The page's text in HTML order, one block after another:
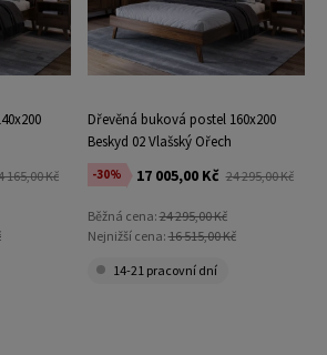
165,00 Kč
Dřevěná buková postel 160x200
Beskyd 02 Vlašský Ořech
-30% 17 005,00 Kč 24 295,00 Kč
Běžná cena:24 295,00 Kč
Nejnižší cena:16 515,00 Kč
14-21 pracovní dní